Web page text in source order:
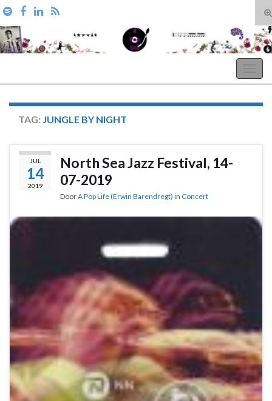
Search for:
TAG: JUNGLE BY NIGHT
JUL
14
2019
North Sea Jazz Festival, 14-
07-2019
DoorA Pop Life (Erwin Barendregt) in Concert